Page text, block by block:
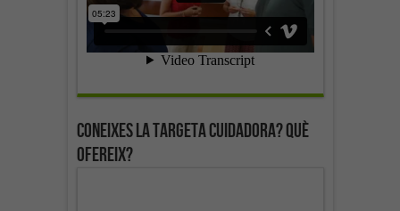
Coneixes la targeta cuidadora? Què
ofereix?